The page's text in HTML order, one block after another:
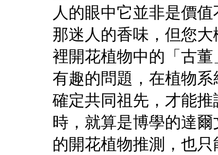
人的眼中它並非是價
那迷人的香味，但您
裡開花植物中的「古
有趣的問題，在植物
確定共同祖先，才能
時，就算是博學的達
的開花植物推測，也